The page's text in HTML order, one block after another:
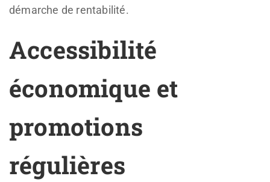
démarche de rentabilité.
Accessibilité
économique et
promotions
régulières